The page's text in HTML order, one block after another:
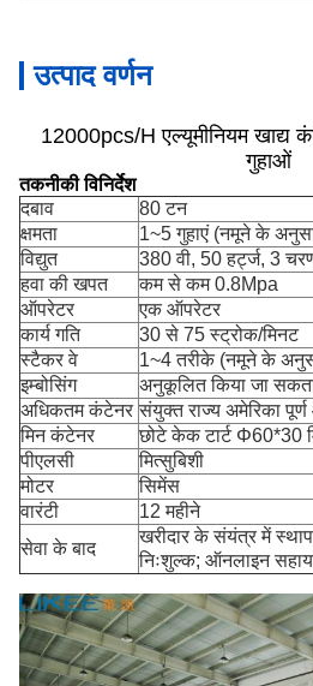
उत्पाद वर्णन
12000pcs/H एल्यूमीनियम खाद्य
गुहाओं
तकनीकी विनिर्देश
दबाव
80 टन
क्षमता
1~5 गुहाएं (नमूने के
विद्युत
380 वी, 50 हर्ट्ज, 3
हवा की खपत
कम से कम 0.8Mpa
ऑपरेटर
एक ऑपरेटर
कार्य गति
30 से 75 स्ट्रोक/मिनट
स्टैकर वे
1~4 तरीके (नमूने के
इम्बोसिंग
अनुकूलित किया जा
अधिकतम कंटेनर संयुक्त राज्य अमेरिका
मिन कंटेनर
छोटे केक टार्ट Φ60*30
पीएलसी
मित्सुबिशी
मोटर
सिमेंस
वारंटी
12 महीने
सेवा के बाद
खरीदार के संयंत्र में
निःशुल्क; ऑनलाइन